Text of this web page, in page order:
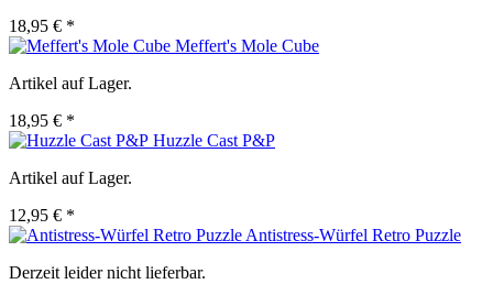
18,95 € *
Meffert's Mole Cube
Artikel auf Lager.
18,95 € *
Huzzle Cast P&P
Artikel auf Lager.
12,95 € *
Antistress-Würfel Retro Puzzle
Derzeit leider nicht lieferbar.